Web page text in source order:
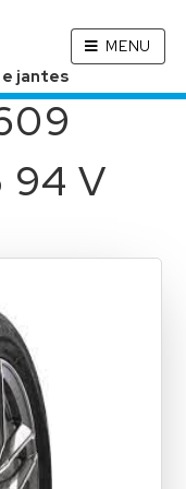
e jantes
MENU
94 V